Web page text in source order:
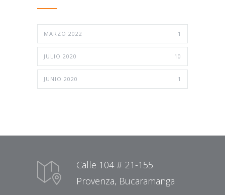
MARZO 2022 1
JULIO 2020 10
JUNIO 2020 1
Calle 104 # 21-155
Provenza, Bucaramanga